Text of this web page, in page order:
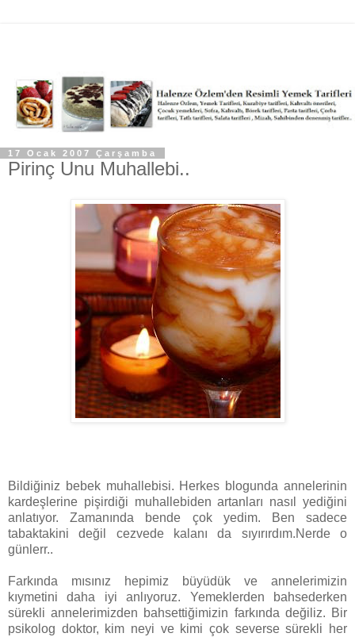
17 Ocak 2007 Çarşamba
Pirinç Unu Muhallebi..
Bildiğiniz bebek muhallebisi. Herkes blogunda annelerinin
kardeşlerine pişirdiği muhallebiden artanları nasıl yediğini
anlatıyor. Zamanında bende çok yedim. Ben sadece
tabaktakini değil cezvede kalanı da sıyırırdım.Nerde o
günlerr..
Farkında mısınız hepimiz büyüdük ve annelerimizin
kıymetini daha iyi anlıyoruz. Yemeklerden bahsederken
sürekli annelerimizden bahsettiğimizin farkında değiliz. Bir
psikolog doktor, kim neyi ve kimi çok severse sürekli her